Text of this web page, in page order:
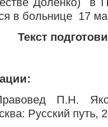
в больнице 17
Текст
П.Н.
Русский путь,